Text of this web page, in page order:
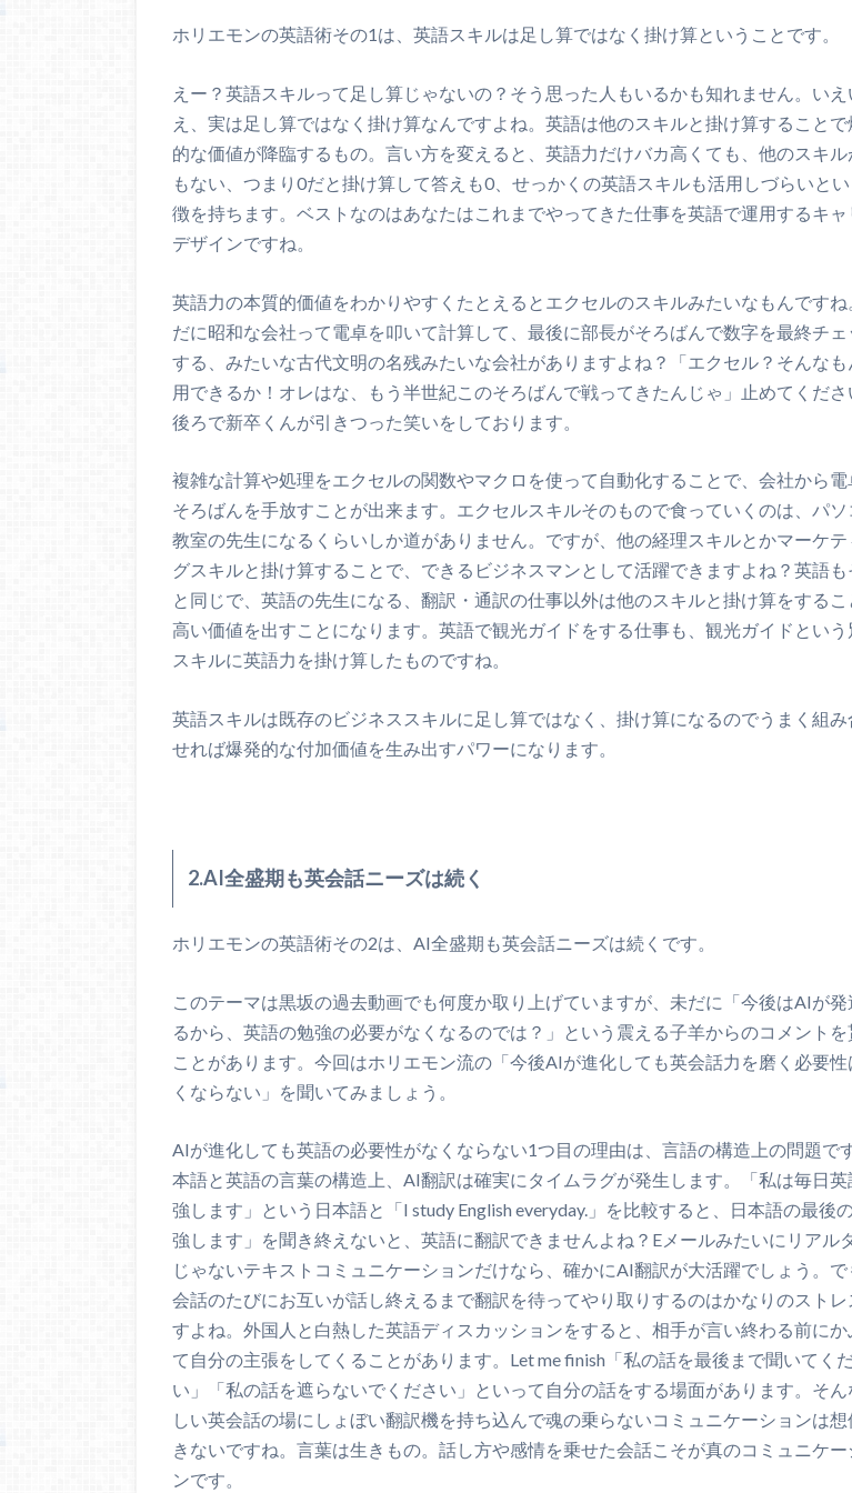
ホリエモンの英語術その1は、英語スキルは足し算ではなく掛け算ということです。
えー？英語スキルって足し算じゃないの？そう思った人もいるかも知れません。いえ
え、実は足し算ではなく掛け算なんですよね。英語は他のスキルと掛け算することで
的な価値が降臨するもの。言い方を変えると、英語力だけバカ高くても、他のスキル
もない、つまり0だと掛け算して答えも0、せっかくの英語スキルも活用しづらいと
徴を持ちます。ベストなのはあなたはこれまでやってきた仕事を英語で運用するキャ
デザインですね。
英語力の本質的価値をわかりやすくたとえるとエクセルのスキルみたいなもんですね
だに昭和な会社って電卓を叩いて計算して、最後に部長がそろばんで数字を最終チェ
する、みたいな古代文明の名残みたいな会社がありますよね？「エクセル？そんなも
用できるか！オレはな、もう半世紀このそろばんで戦ってきたんじゃ」止めてくださ
後ろで新卒くんが引きつった笑いをしております。
複雑な計算や処理をエクセルの関数やマクロを使って自動化することで、会社から電
そろばんを手放すことが出来ます。エクセルスキルそのもので食っていくのは、パソ
教室の先生になるくらいしか道がありません。ですが、他の経理スキルとかマーケテ
グスキルと掛け算することで、できるビジネスマンとして活躍できますよね？英語も
と同じで、英語の先生になる、翻訳・通訳の仕事以外は他のスキルと掛け算をするこ
高い価値を出すことになります。英語で観光ガイドをする仕事も、観光ガイドという
スキルに英語力を掛け算したものですね。
英語スキルは既存のビジネススキルに足し算ではなく、掛け算になるのでうまく組み
せれば爆発的な付加価値を生み出すパワーになります。
2.AI全盛期も英会話ニーズは続く
ホリエモンの英語術その2は、AI全盛期も英会話ニーズは続くです。
このテーマは黒坂の過去動画でも何度か取り上げていますが、未だに「今後はAIが発
るから、英語の勉強の必要がなくなるのでは？」という震える子羊からのコメントを
ことがあります。今回はホリエモン流の「今後AIが進化しても英会話力を磨く必要性
くならない」を聞いてみましょう。
AIが進化しても英語の必要性がなくならない1つ目の理由は、言語の構造上の問題で
本語と英語の言葉の構造上、AI翻訳は確実にタイムラグが発生します。「私は毎日英
強します」という日本語と「I study English everyday.」を比較すると、日本語の最後
強します」を聞き終えないと、英語に翻訳できませんよね？Eメールみたいにリアル
じゃないテキストコミュニケーションだけなら、確かにAI翻訳が大活躍でしょう。で
会話のたびにお互いが話し終えるまで翻訳を待ってやり取りするのはかなりのストレ
すよね。外国人と白熱した英語ディスカッションをすると、相手が言い終わる前にか
て自分の主張をしてくることがあります。Let me finish「私の話を最後まで聞いてく
い」「私の話を遮らないでください」といって自分の話をする場面があります。そん
しい英会話の場にしょぼい翻訳機を持ち込んで魂の乗らないコミュニケーションは想
きないですね。言葉は生きもの。話し方や感情を乗せた会話こそが真のコミュニケー
ンです。